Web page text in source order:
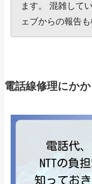
ます。 混雑して
ェブからの報告
電話線修理にか